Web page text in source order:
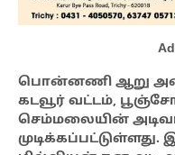
பொன்னணி ஆறு
கடவூர் வட்டம்,
செம்மலையின்